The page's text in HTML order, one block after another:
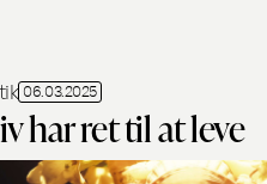
06.03.2025
har ret til at leve